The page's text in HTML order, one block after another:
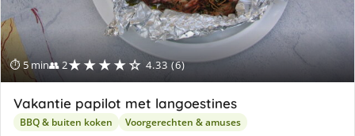
⏱ 5 min👥 2★★★★☆ 4.33 (6)
Vakantie papilot met langoestines
BBQ & buiten koken Voorgerechten & amuses